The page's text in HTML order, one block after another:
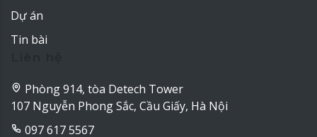
Dự án
Tin bài
Phòng 914, tòa Detech Tower
107 Nguyễn Phong Sắc, Cầu Giấy, Hà Nội
097 617 5567